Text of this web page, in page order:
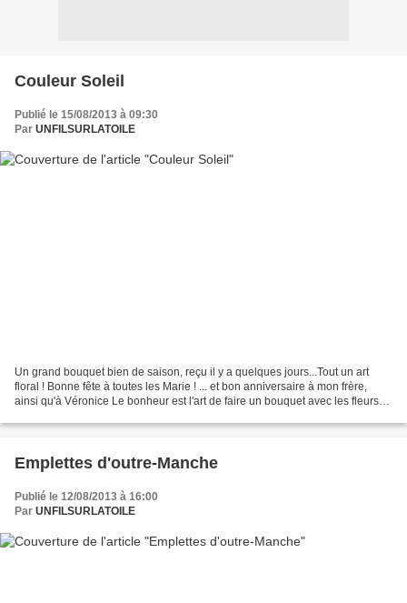
Couleur Soleil
Publié le 15/08/2013 à 09:30
Par UNFILSURLATOILE
Un grand bouquet bien de saison, reçu il y a quelques jours...Tout un art
floral ! Bonne fête à toutes les Marie ! ... et bon anniversaire à mon frère,
ainsi qu'à Véronice Le bonheur est l'art de faire un bouquet avec les fleurs
Emplettes d'outre-Manche
Publié le 12/08/2013 à 16:00
Par UNFILSURLATOILE